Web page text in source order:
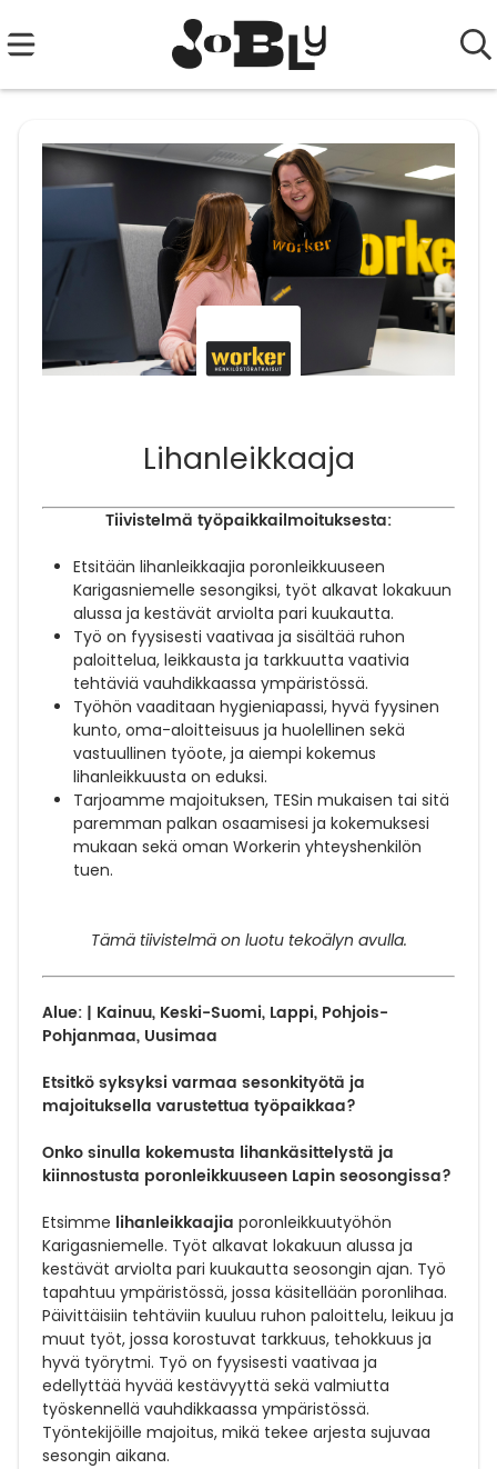
Lihanleikkaaja
Tiivistelmä työpaikkailmoituksesta:
Etsitään lihanleikkaajia poronleikkuuseen
Karigasniemelle sesongiksi, työt alkavat lokakuun
alussa ja kestävät arviolta pari kuukautta.
Työ on fyysisesti vaativaa ja sisältää ruhon
paloittelua, leikkausta ja tarkkuutta vaativia
tehtäviä vauhdikkaassa ympäristössä.
Työhön vaaditaan hygieniapassi, hyvä fyysinen
kunto, oma-aloitteisuus ja huolellinen sekä
vastuullinen työote, ja aiempi kokemus
lihanleikkuusta on eduksi.
Tarjoamme majoituksen, TESin mukaisen tai sitä
paremman palkan osaamisesi ja kokemuksesi
mukaan sekä oman Workerin yhteyshenkilön
tuen.
Tämä tiivistelmä on luotu tekoälyn avulla.
Alue: | Kainuu, Keski-Suomi, Lappi, Pohjois-
Pohjanmaa, Uusimaa
Etsitkö syksyksi varmaa sesonkityötä ja
majoituksella varustettua työpaikkaa?
Onko sinulla kokemusta lihankäsittelystä ja
kiinnostusta poronleikkuuseen Lapin seosongissa?
Etsimme lihanleikkaajia poronleikkuutyöhön
Karigasniemelle. Työt alkavat lokakuun alussa ja
kestävät arviolta pari kuukautta seosongin ajan. Työ
tapahtuu ympäristössä, jossa käsitellään poronlihaa.
Päivittäisiin tehtäviin kuuluu ruhon paloittelu, leikuu ja
muut työt, jossa korostuvat tarkkuus, tehokkuus ja
hyvä työrytmi. Työ on fyysisesti vaativaa ja
edellyttää hyvää kestävyyttä sekä valmiutta
työskennellä vauhdikkaassa ympäristössä.
Työntekijöille majoitus, mikä tekee arjesta sujuvaa
sesongin aikana.